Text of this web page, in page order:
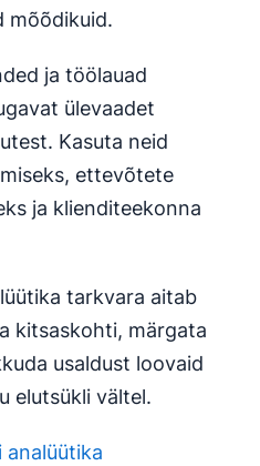
mõõdikuid.
ja töölauad
ülevaadet
Kasuta neid
ettevõtete
ja klienditeekonna
tarkvara aitab
kitsaskohti, märgata
usaldust loovaid
elutsükli vältel.
analüütika